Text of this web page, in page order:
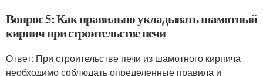
Вопрос 5: Как правильно укладывать шамотный
кирпич при строительстве печи
Ответ: При строительстве печи из шамотного кирпича
необходимо соблюдать определенные правила и